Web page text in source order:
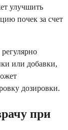
улучшить
почек за счет
или добавки,
дозировки.
при